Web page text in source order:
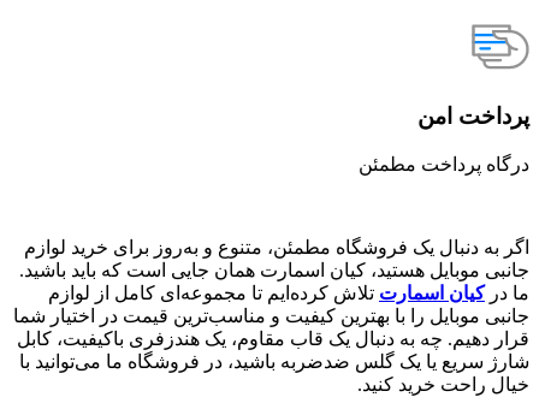
پرداخت امن
درگاه پرداخت مطمئن
اگر به دنبال یک فروشگاه مطمئن، متنوع و به‌روز برای خرید لوازم
جانبی موبایل هستید، کیان اسمارت همان جایی است که باید باشید.
ما درکیان اسمارت تلاش کرده‌ایم تا مجموعه‌ای کامل از لوازم
جانبی موبایل را با بهترین کیفیت و مناسب‌ترین قیمت در اختیار شما
قرار دهیم. چه به دنبال یک قاب مقاوم، یک هندزفری باکیفیت، کابل
شارژ سریع یا یک گلس ضدضربه باشید، در فروشگاه ما می‌توانید با
خیال راحت خرید کنید.